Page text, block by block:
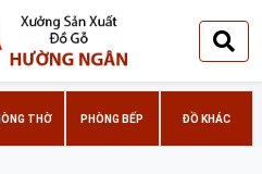
THỜ PHÒNG BẾP ĐỒ KHÁC